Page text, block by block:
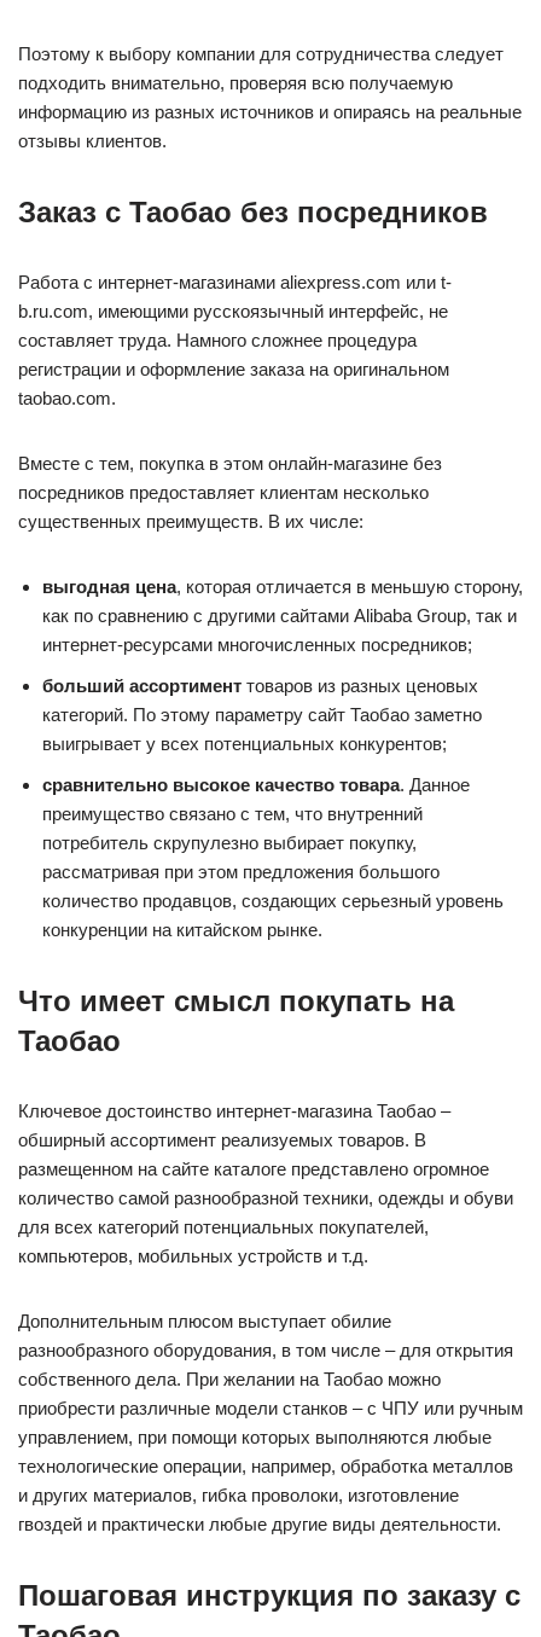
Поэтому к выбору компании для сотрудничества следует
подходить внимательно, проверяя всю получаемую
информацию из разных источников и опираясь на реальные
отзывы клиентов.
Заказ с Таобао без посредников
Работа с интернет-магазинами aliexpress.com или t-
b.ru.com, имеющими русскоязычный интерфейс, не
составляет труда. Намного сложнее процедура
регистрации и оформление заказа на оригинальном
taobao.com.
Вместе с тем, покупка в этом онлайн-магазине без
посредников предоставляет клиентам несколько
существенных преимуществ. В их числе:
выгодная цена, которая отличается в меньшую сторону,
как по сравнению с другими сайтами Alibaba Group, так и
интернет-ресурсами многочисленных посредников;
больший ассортимент товаров из разных ценовых
категорий. По этому параметру сайт Таобао заметно
выигрывает у всех потенциальных конкурентов;
сравнительно высокое качество товара. Данное
преимущество связано с тем, что внутренний
потребитель скрупулезно выбирает покупку,
рассматривая при этом предложения большого
количество продавцов, создающих серьезный уровень
конкуренции на китайском рынке.
Что имеет смысл покупать на
Таобао
Ключевое достоинство интернет-магазина Таобао –
обширный ассортимент реализуемых товаров. В
размещенном на сайте каталоге представлено огромное
количество самой разнообразной техники, одежды и обуви
для всех категорий потенциальных покупателей,
компьютеров, мобильных устройств и т.д.
Дополнительным плюсом выступает обилие
разнообразного оборудования, в том числе – для открытия
собственного дела. При желании на Таобао можно
приобрести различные модели станков – с ЧПУ или ручным
управлением, при помощи которых выполняются любые
технологические операции, например, обработка металлов
и других материалов, гибка проволоки, изготовление
гвоздей и практически любые другие виды деятельности.
Пошаговая инструкция по заказу с